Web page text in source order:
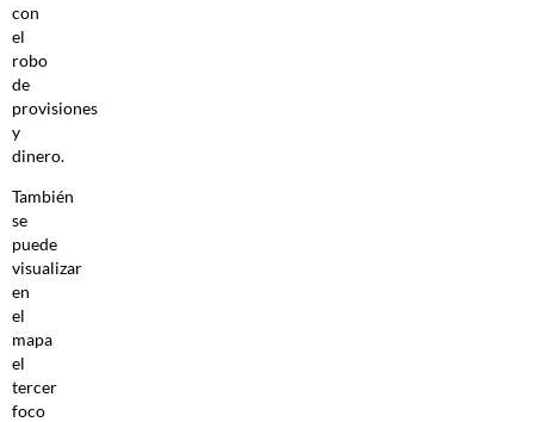
con
el
robo
de
provisiones
y
dinero.
También
se
puede
visualizar
en
el
mapa
el
tercer
foco